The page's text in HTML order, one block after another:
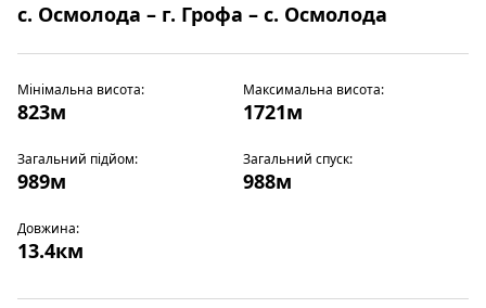
с. Осмолода – г. Грофа – с. Осмолода
Мінімальна висота:
823м
Максимальна висота:
1721м
Загальний підйом:
989м
Загальний спуск:
988м
Довжина:
13.4км